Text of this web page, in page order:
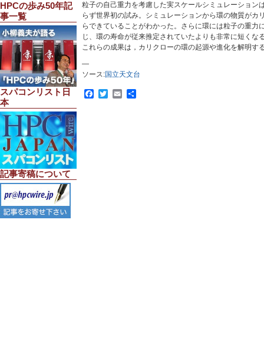
HPCの歩み50年記
事一覧
スパコンリスト日
本
記事寄稿について
粒子の自己重力を考慮した実スケールシミュレーション
らず世界初の試み。シミュレーションから環の物質がカ
らできていることがわかった。さらに環には粒子の重力
じ、環の寿命が従来推定されていたよりも非常に短くな
これらの成果は，カリクローの環の起源や進化を解明す
—
ソース:国立天文台
Facebook
TwitterEmail
共